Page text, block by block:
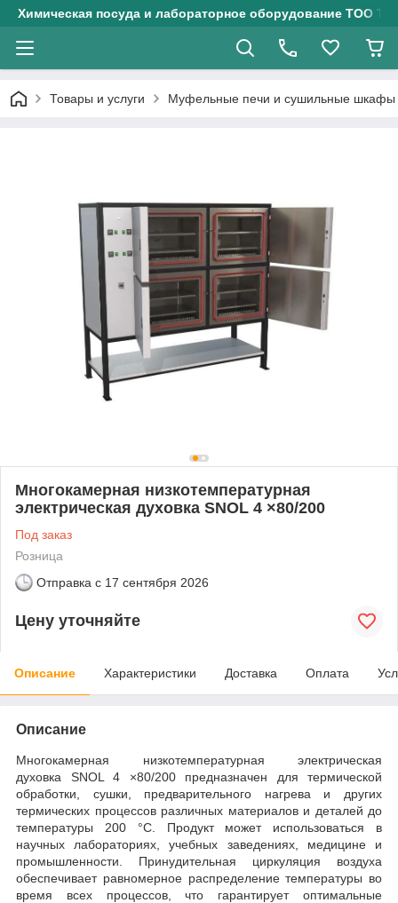
Химическая посуда и лабораторное оборудование ТОО
Товары и услуги Муфельные печи и сушильные шкафы
Многокамерная низкотемпературная
электрическая духовка SNOL 4 ×80/200
Под заказ
Розница
Отправка с 17 сентября 2026
Цену уточняйте
Описание Характеристики Доставка Оплата
Описание
Многокамерная низкотемпературная электрическая
духовка SNOL 4 ×80/200 предназначен для термической
обработки, сушки, предварительного нагрева и других
термических процессов различных материалов и деталей до
температуры 200 °C. Продукт может использоваться в
научных лабораториях, учебных заведениях, медицине и
промышленности. Принудительная циркуляция воздуха
обеспечивает равномерное распределение температуры во
время всех процессов, что гарантирует оптимальные